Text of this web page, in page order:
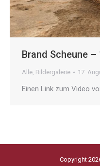
Brand Scheune –
Alle, Bildergalerie 17.
Einen Link zum Video
Copyright